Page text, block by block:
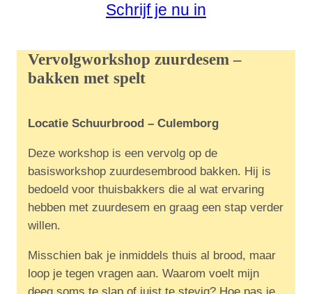
Schrijf je nu in
Vervolgworkshop zuurdesem –
bakken met spelt
Locatie Schuurbrood – Culemborg
Deze workshop is een vervolg op de
basisworkshop zuurdesembrood bakken. Hij is
bedoeld voor thuisbakkers die al wat ervaring
hebben met zuurdesem en graag een stap verder
willen.
Misschien bak je inmiddels thuis al brood, maar
loop je tegen vragen aan. Waarom voelt mijn